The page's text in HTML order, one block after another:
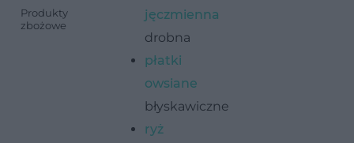
Produkty
zbożowe
jęczmienna
drobna
płatki
owsiane
błyskawiczne
ryż